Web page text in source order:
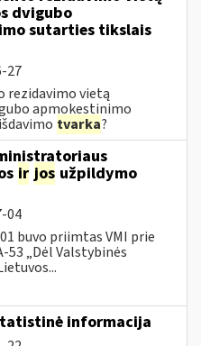
dvigubo
sutarties tikslais
27
rezidavimo vietą
apmokestinimo
tvarka?
ir jos užpildymo
04
buvo priimtas VMI prie
53 „Dėl Valstybinės
informacija